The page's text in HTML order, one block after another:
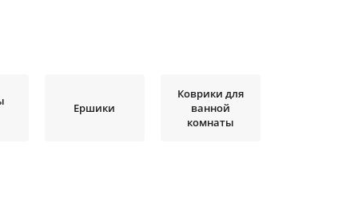
Ершики
Коврики для
ванной
комнаты